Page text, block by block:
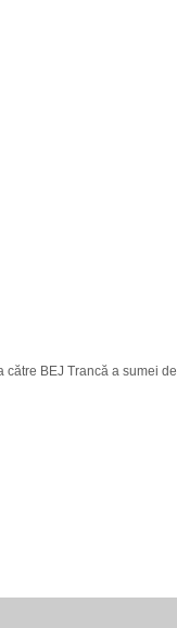
către BEJ Trancă a sumei de